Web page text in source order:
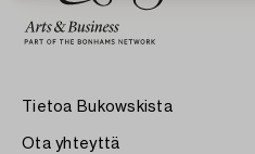
Tietoa Bukowskista
Ota yhteyttä